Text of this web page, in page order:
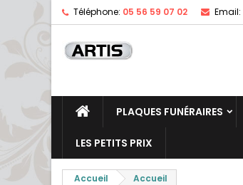
Téléphone: 05 56 59 07 02 Email:
PLAQUES FUNÉRAIRES
LES PETITS PRIX
Accueil Accueil